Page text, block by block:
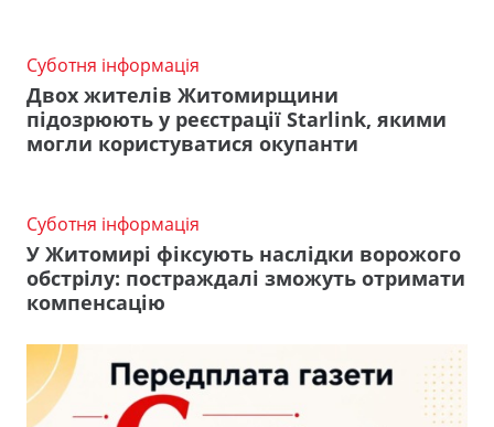
Суботня інформація
Двох жителів Житомирщини
підозрюють у реєстрації Starlink, якими
могли користуватися окупанти
Суботня інформація
У Житомирі фіксують наслідки ворожого
обстрілу: постраждалі зможуть отримати
компенсацію